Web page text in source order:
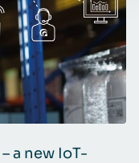
a new IoT-